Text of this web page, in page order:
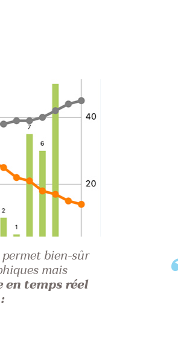
bien-sûr
mais
temps réel